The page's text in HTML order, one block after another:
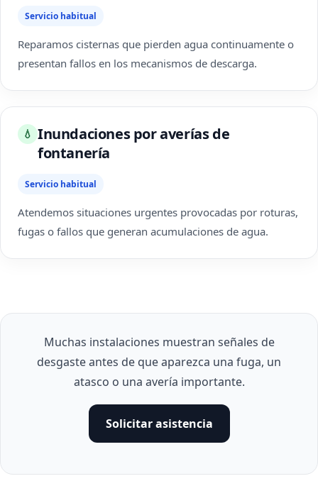
Servicio habitual
Reparamos cisternas que pierden agua continuamente o
presentan fallos en los mecanismos de descarga.
💧 Inundaciones por averías de
fontanería
Servicio habitual
Atendemos situaciones urgentes provocadas por roturas,
fugas o fallos que generan acumulaciones de agua.
Muchas instalaciones muestran señales de
desgaste antes de que aparezca una fuga, un
atasco o una avería importante.
Solicitar asistencia